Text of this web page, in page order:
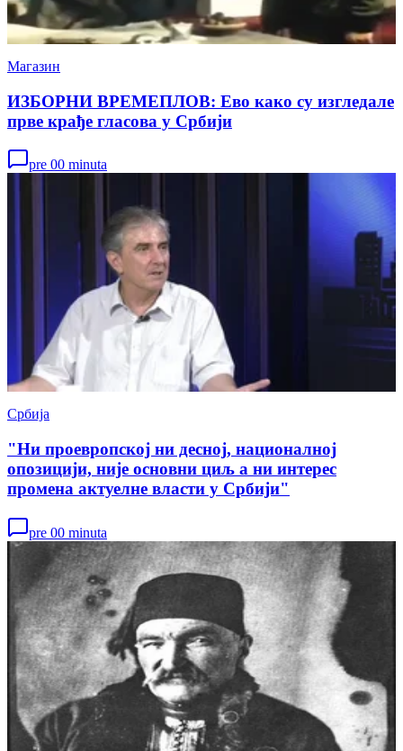
Магазин
ИЗБОРНИ ВРЕМЕПЛОВ: Ево како су изгледале
прве крађе гласова у Србији
pre 00 minuta
Србија
"Ни проевропској ни десној, националној
опозицији, није основни циљ а ни интерес
промена актуелне власти у Србији"
pre 00 minuta